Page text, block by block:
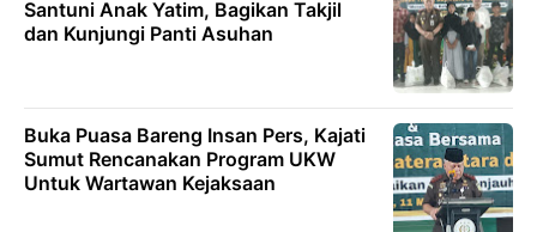
Santuni Anak Yatim, Bagikan Takjil
dan Kunjungi Panti Asuhan
Buka Puasa Bareng Insan Pers, Kajati
Sumut Rencanakan Program UKW
Untuk Wartawan Kejaksaan